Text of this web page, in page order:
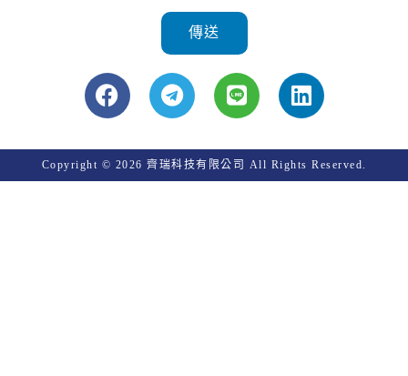
傳送
Copyright © 2026 齊瑞科技有限公司 All Rights Reserved.